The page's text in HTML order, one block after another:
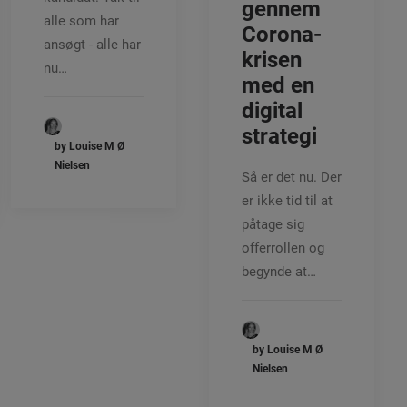
alle som har
ansøgt - alle har
nu…
by Louise M Ø
Nielsen
gennem
Corona-
krisen
med en
digital
strategi
Så er det nu. Der
er ikke tid til at
påtage sig
offerrollen og
begynde at…
by Louise M Ø
Nielsen